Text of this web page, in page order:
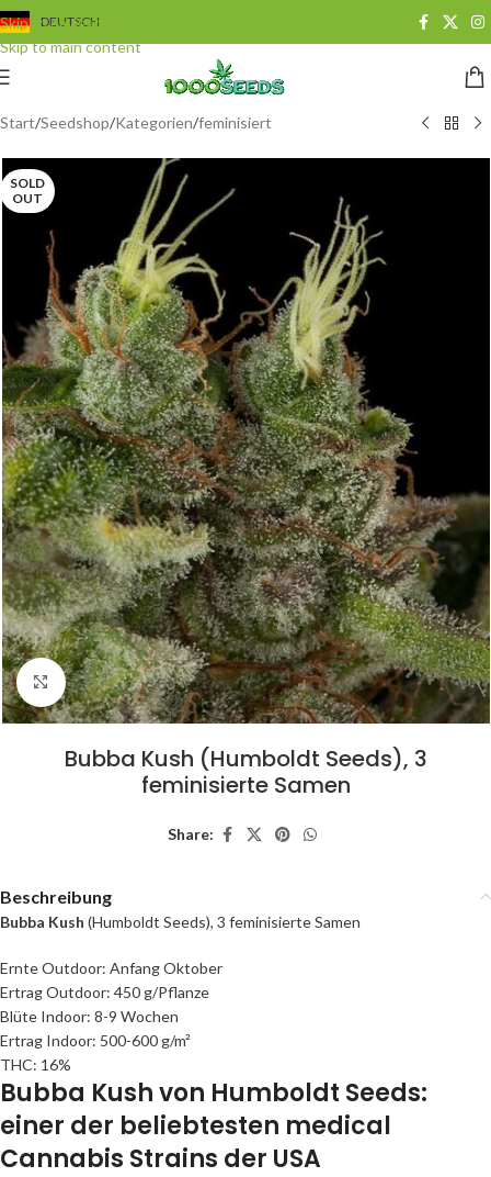
Skip to navigation
Skip to main content
DEUTSCH
Start/Seedshop/Kategorien/feminisiert
SOLD
OUT
Click to enlarge
Bubba Kush (Humboldt Seeds), 3
feminisierte Samen
Share:
Beschreibung
Bubba Kush (Humboldt Seeds), 3 feminisierte Samen
Ernte Outdoor: Anfang Oktober
Ertrag Outdoor: 450 g/Pflanze
Blüte Indoor: 8-9 Wochen
Ertrag Indoor: 500-600 g/m²
THC: 16%
Bubba Kush von Humboldt Seeds:
einer der beliebtesten medical
Cannabis Strains der USA